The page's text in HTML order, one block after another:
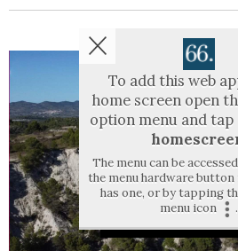
To add this web
home screen open
option menu and tap
The menu can be
the menu hardware button
has one, or by tapping
menu icon
.
Aviso sobre el Uso
Utilizamos cookies
el funcionamiento del
lista de cookies y
nuestra Política de
Aceptar Cookies